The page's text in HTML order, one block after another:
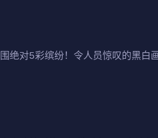
绝对5彩缤纷！令人员惊叹的黑白